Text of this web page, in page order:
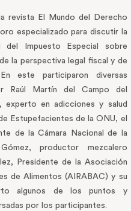
revista El Mundo del Derecho
especializado para discutir la
del Impuesto Especial sobre
la perspectiva legal fiscal y de
este participaron diversas
Raúl Martín del Campo del
experto en adicciones y salud
Estupefacientes de la ONU, el
de la Cámara Nacional de la
productor mezcalero
Presidente de la Asociación
de Alimentos (AIRABAC) y su
algunos de los puntos y
por los participantes.